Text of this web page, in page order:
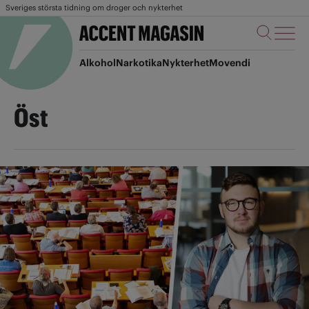
Sveriges största tidning om droger och nykterhet
AlkoholNarkotikaNykterhetMovendi
Öst